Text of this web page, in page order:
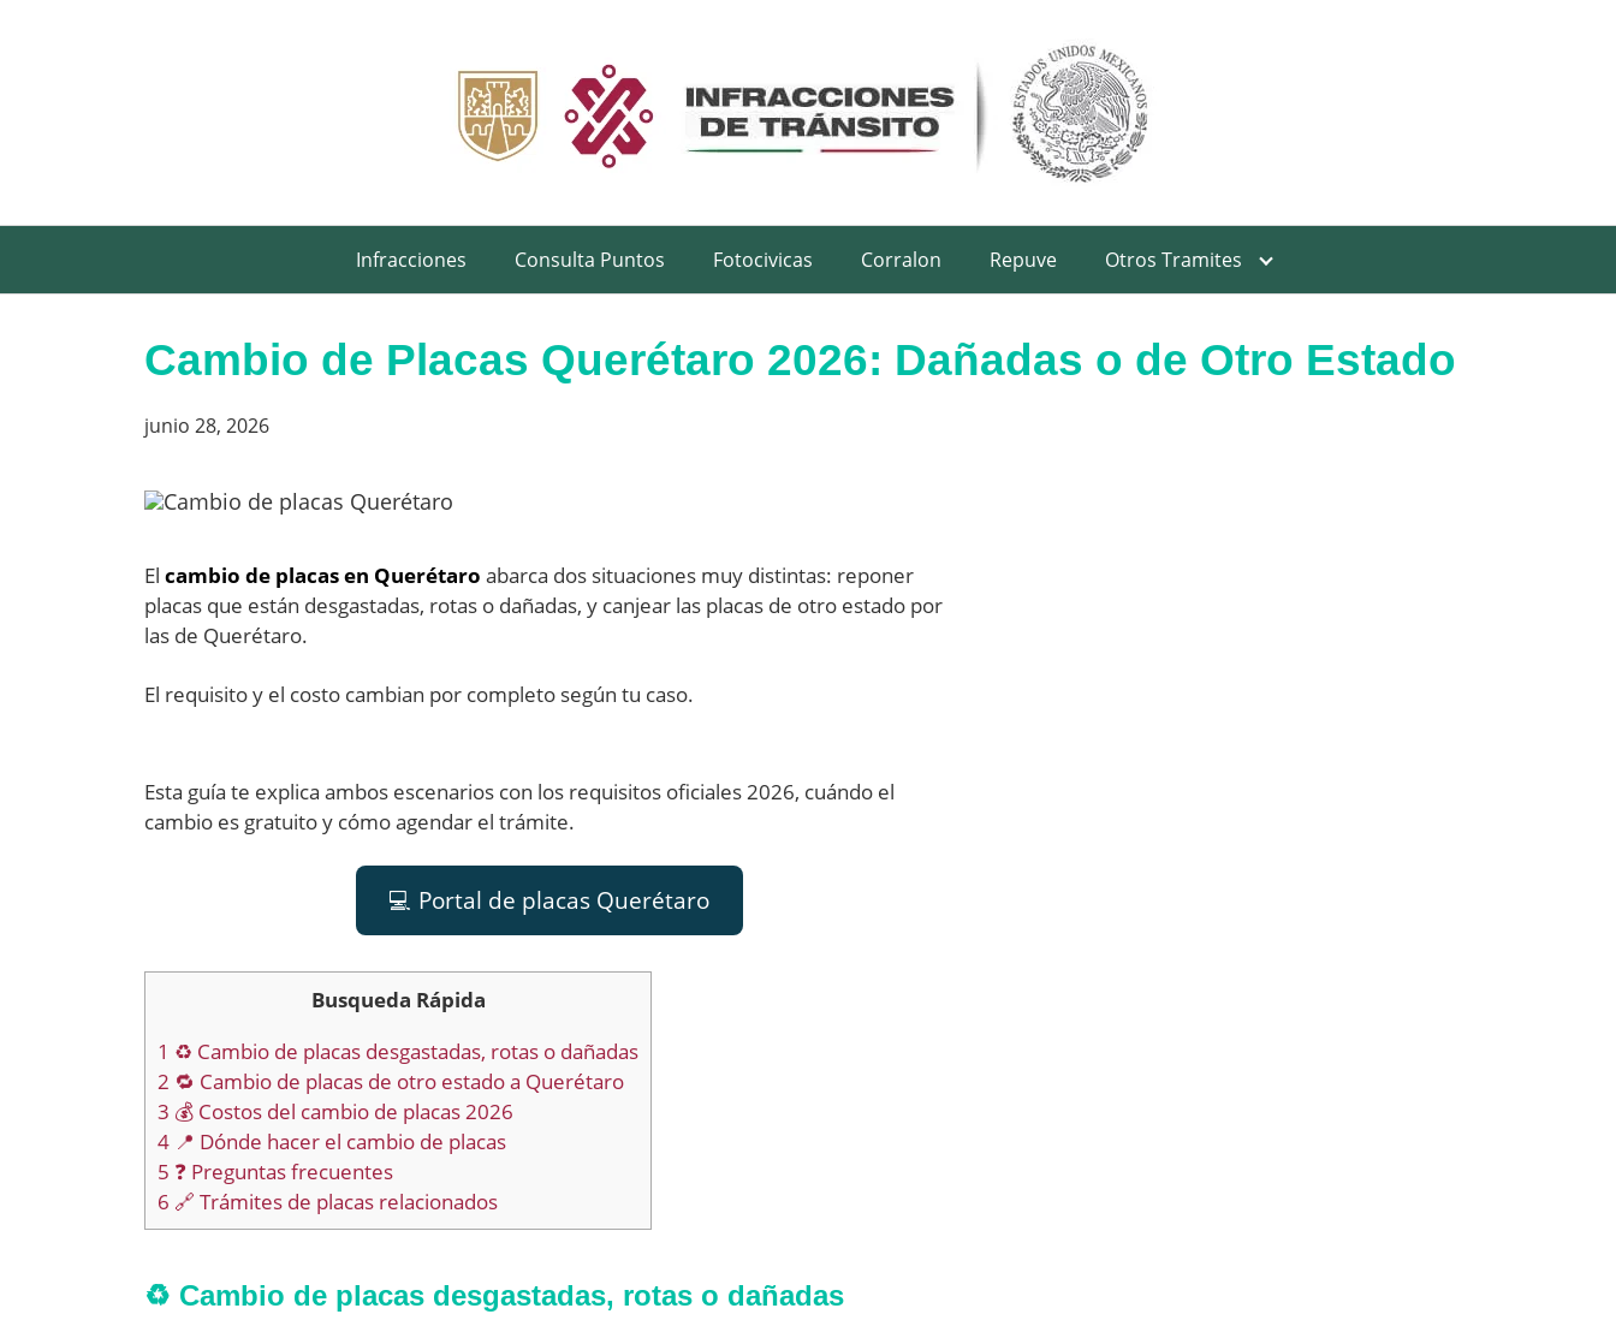
Infracciones Consulta Puntos Fotocivicas Corralon Repuve Otros Tramites
Cambio de Placas Querétaro 2026: Dañadas o de Otro Estado
junio 28, 2026
El cambio de placas en Querétaro abarca dos situaciones muy distintas: reponer
placas que están desgastadas, rotas o dañadas, y canjear las placas de otro estado por
las de Querétaro.
El requisito y el costo cambian por completo según tu caso.
Esta guía te explica ambos escenarios con los requisitos oficiales 2026, cuándo el
cambio es gratuito y cómo agendar el trámite.
💻 Portal de placas Querétaro
Busqueda Rápida
1 ♻️ Cambio de placas desgastadas, rotas o dañadas
2 🔁 Cambio de placas de otro estado a Querétaro
3 💰 Costos del cambio de placas 2026
4 📍 Dónde hacer el cambio de placas
5 ❓ Preguntas frecuentes
6 🔗 Trámites de placas relacionados
♻️ Cambio de placas desgastadas, rotas o dañadas